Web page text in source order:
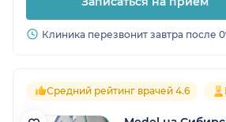
Клиника перезвонит завтра после
Средний рейтинг врачей 4.6